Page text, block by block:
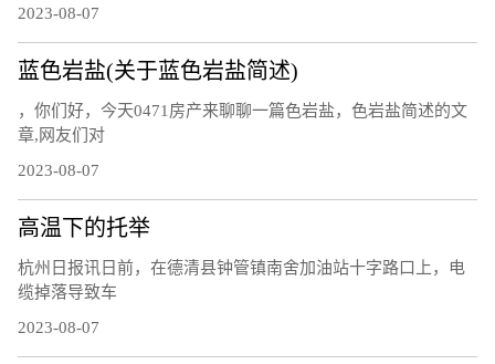
2023-08-07
蓝色岩盐(关于蓝色岩盐简述)
，你们好，今天0471房产来聊聊一篇色岩盐，色岩盐简述的文
章,网友们对
2023-08-07
高温下的托举
杭州日报讯日前，在德清县钟管镇南舍加油站十字路口上，电
缆掉落导致车
2023-08-07